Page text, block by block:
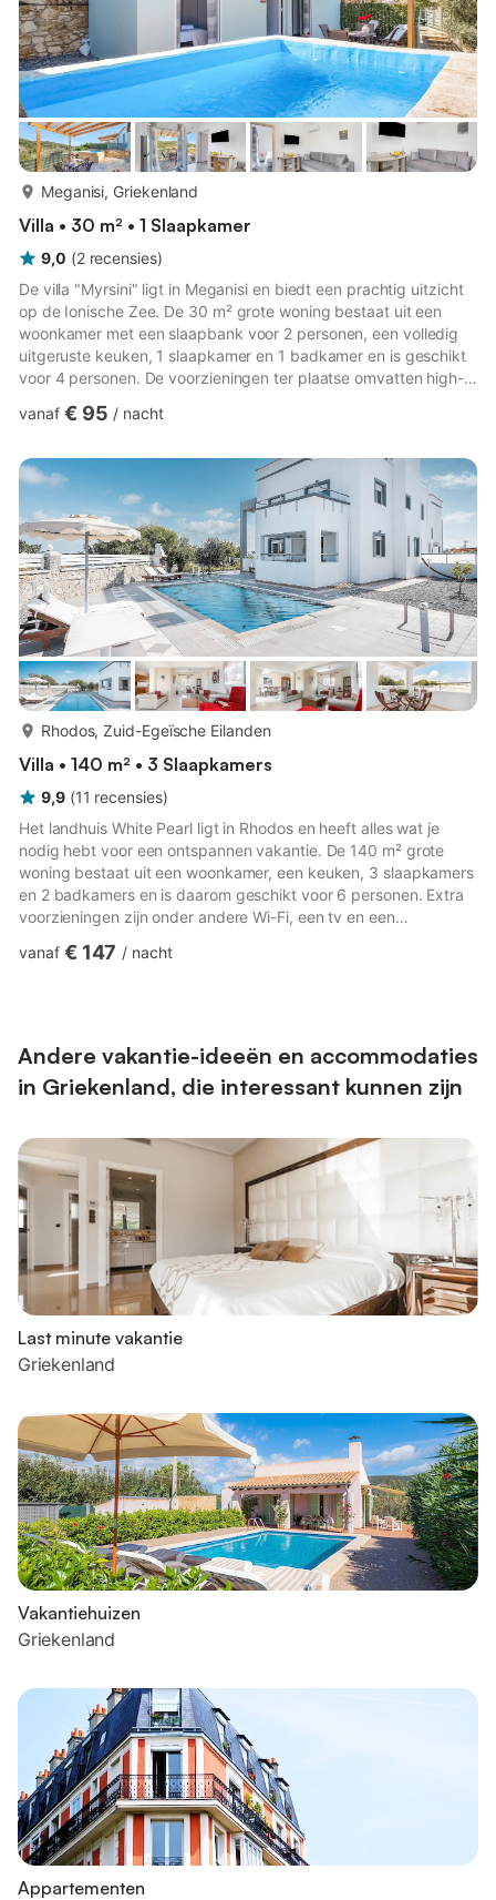
Meganisi, Griekenland
Villa • 30 m² • 1 Slaapkamer
9,0 (2 recensies)
De villa "Μyrsini" ligt in Meganisi en biedt een prachtig uitzicht
op de Ionische Zee. De 30 m² grote woning bestaat uit een
woonkamer met een slaapbank voor 2 personen, een volledig
uitgeruste keuken, 1 slaapkamer en 1 badkamer en is geschikt
voor 4 personen. De voorzieningen ter plaatse omvatten high-
met streamingdiensten, airconditioning, een wasmachine, een
beschikt deze villa over een goed uitgeruste privé-buitenruimte
met een zwembad, een tuin, een open terras en een overde...
vanaf € 95 / nacht
Rhodos, Zuid-Egeïsche Eilanden
Villa • 140 m² • 3 Slaapkamers
9,9 (11 recensies)
Het landhuis White Pearl ligt in Rhodos en heeft alles wat je
nodig hebt voor een ontspannen vakantie. De 140 m² grote
woning bestaat uit een woonkamer, een keuken, 3 slaapkamers
en 2 badkamers en is daarom geschikt voor 6 personen. Extra
voorzieningen zijn onder andere Wi-Fi, een tv en een
kamers. Dit landhuis beschikt over een eigen buitenruimte met
Lin...
vanaf € 147 / nacht
Andere vakantie-ideeën en accommodaties
in Griekenland, die interessant kunnen zijn
Last minute vakantie
Griekenland
Vakantiehuizen
Griekenland
Appartementen